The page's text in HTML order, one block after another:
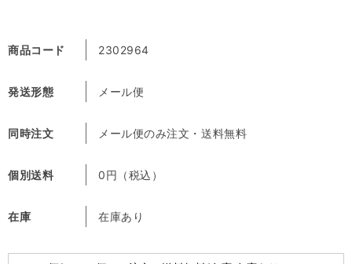
商品コード 2302964
発送形態 メール便
同時注文 メール便のみ注文・送料無料
個別送料 0円（税込）
在庫 在庫あり